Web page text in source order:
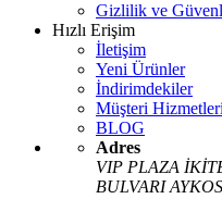
Gizlilik ve
Hızlı Erişim
İletişim
Yeni Ürünler
İndirimdekiler
Müşteri Hizmetleri
BLOG
Adres
VIP PLAZA
BULVARI